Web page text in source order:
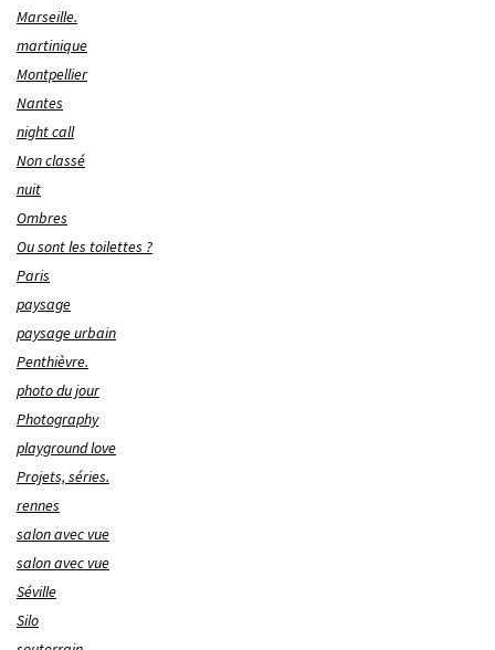
Marseille.
martinique
Montpellier
Nantes
night call
Non classé
nuit
Ombres
Ou sont les toilettes ?
Paris
paysage
paysage urbain
Penthièvre.
photo du jour
Photography
playground love
Projets, séries.
rennes
salon avec vue
salon avec vue
Séville
Silo